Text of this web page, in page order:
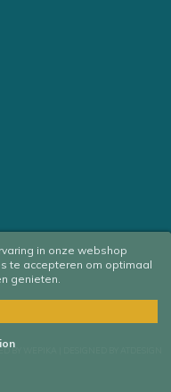
in onze webshop
te accepteren om optimaal
genieten.